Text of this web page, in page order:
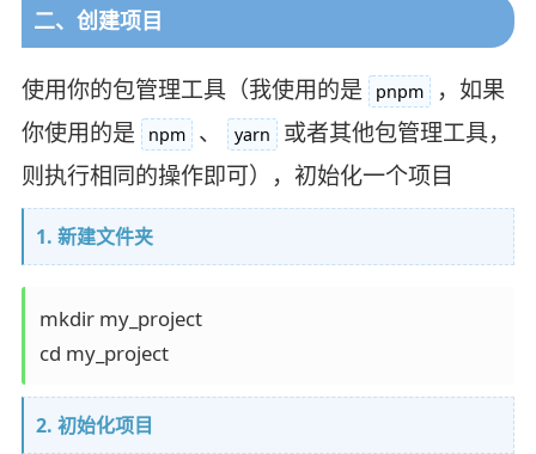
二、创建项目
使用你的包管理工具（我使用的是 pnpm
，如果
你使用的是
npm 、 yarn
或者其他包管理工具，
则执行相同的操作即可），初始化一个项目
1. 新建文件夹
mkdir my_project
cd my_project
2. 初始化项目